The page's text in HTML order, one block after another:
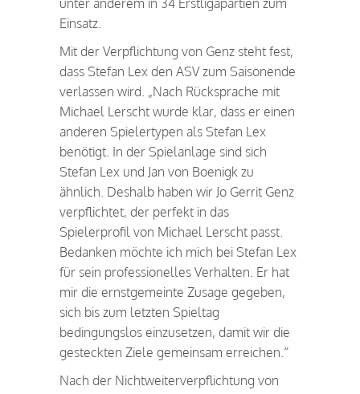
Einsatz.
Mit der Verpflichtung von Genz steht fest,
dass Stefan Lex den ASV zum Saisonende
verlassen wird. „Nach Rücksprache mit
Michael Lerscht wurde klar, dass er einen
anderen Spielertypen als Stefan Lex
benötigt. In der Spielanlage sind sich
Stefan Lex und Jan von Boenigk zu
ähnlich. Deshalb haben wir Jo Gerrit Genz
verpflichtet, der perfekt in das
Spielerprofil von Michael Lerscht passt.
Bedanken möchte ich mich bei Stefan Lex
für sein professionelles Verhalten. Er hat
mir die ernstgemeinte Zusage gegeben,
sich bis zum letzten Spieltag
bedingungslos einzusetzen, damit wir die
gesteckten Ziele gemeinsam erreichen.“
Nach der Nichtweiterverpflichtung von